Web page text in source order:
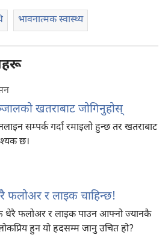
भावनात्मक स्वास्थ्य
खतराबाट जोगिनुहोस्‌
सम्पर्क गर्दा रमाइलो हुन्छ तर खतराबाट
छ।
र लाइक चाहिन्छ!
धेरै फलोअर र लाइक पाउन आफ्नो ज्यानकै
हुन यो हदसम्म जानु उचित हो?